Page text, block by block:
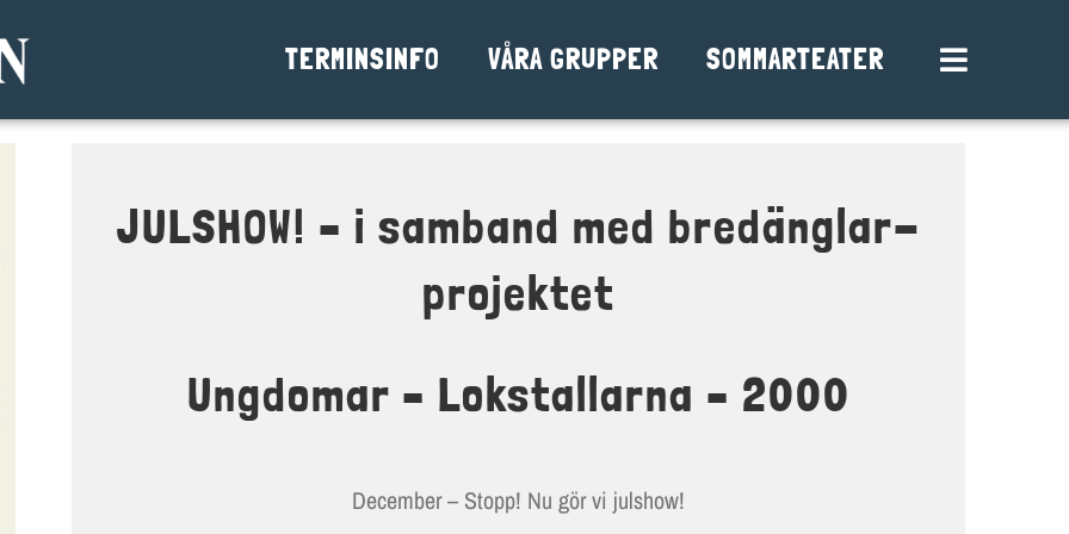
TERMINSINFO VÅRA GRUPPER SOMMARTEATER
Toggle
Navigation
JULSHOW! – i samband med bredänglar-
projektet
Ungdomar – Lokstallarna – 2000
December – Stopp! Nu gör vi julshow!